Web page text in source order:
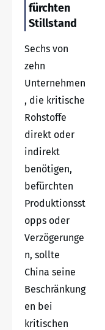
fürchten
Stillstand
Sechs von
zehn
Unternehmen
, die kritische
Rohstoffe
direkt oder
indirekt
benötigen,
befürchten
Produktionsst
opps oder
Verzögerunge
n, sollte
China seine
Beschränkung
en bei
kritischen